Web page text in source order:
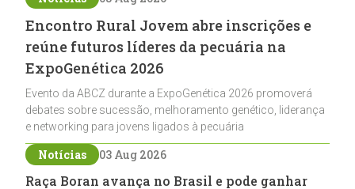
Encontro Rural Jovem abre inscrições e
reúne futuros líderes da pecuária na
ExpoGenética 2026
Evento da ABCZ durante a ExpoGenética 2026 promoverá
debates sobre sucessão, melhoramento genético, liderança
e networking para jovens ligados à pecuária
Notícias 03 Aug 2026
Raça Boran avança no Brasil e pode ganhar